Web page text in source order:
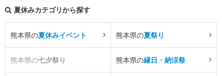
夏休みカテゴリから探す
熊本県の夏休みイベント 熊本県の夏祭り
熊本県の七夕祭り 熊本県の縁日・納涼祭